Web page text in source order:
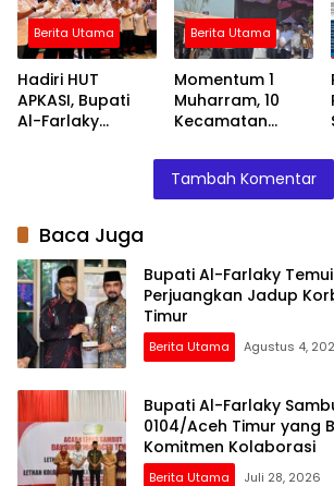
Kolaborasi
Berita Utama
Hadiri HUT
APKASI, Bupati
Al-Farlaky
Berita Utama
Momentum 1
Muharram, 10
Kecamatan
Daerah Otonomi
Baru Kabupaten
Peureulak Raya
Tambah Komentar
Baca Juga
Bupati Al-Farlaky
Perjuangkan Jadup
Timur
Berita Utama Agustus 4,
Bupati Al-Farlaky
0104/Aceh Timur yang
Komitmen Kolaborasi
Berita Utama Juli 28, 2026